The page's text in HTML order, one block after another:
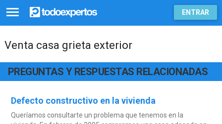
ENTRAR
Venta casa grieta exterior
PREGUNTAS Y RESPUESTAS RELACIONADAS
Defecto constructivo en la vivienda
Queríamos consultarte un problema que tenemos en la